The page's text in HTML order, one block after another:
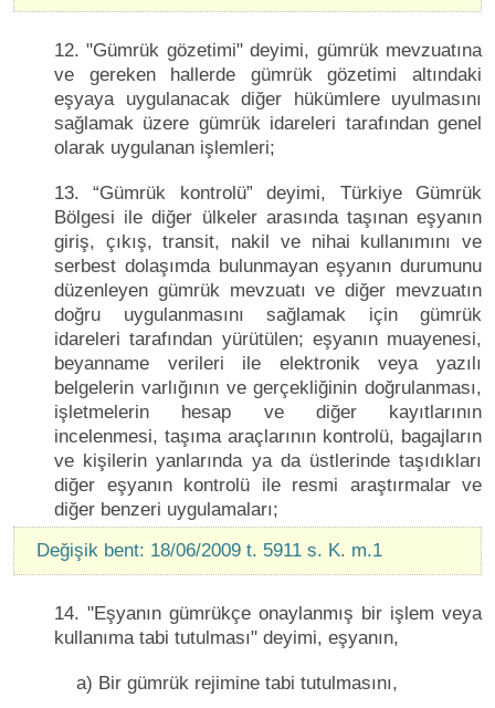
12. "Gümrük gözetimi" deyimi, gümrük mevzuatına
ve gereken hallerde gümrük gözetimi altındaki
eşyaya uygulanacak diğer hükümlere uyulmasını
sağlamak üzere gümrük idareleri tarafından genel
olarak uygulanan işlemleri;
13. “Gümrük kontrolü” deyimi, Türkiye Gümrük
Bölgesi ile diğer ülkeler arasında taşınan eşyanın
giriş, çıkış, transit, nakil ve nihai kullanımını ve
serbest dolaşımda bulunmayan eşyanın durumunu
düzenleyen gümrük mevzuatı ve diğer mevzuatın
doğru uygulanmasını sağlamak için gümrük
idareleri tarafından yürütülen; eşyanın muayenesi,
beyanname verileri ile elektronik veya yazılı
belgelerin varlığının ve gerçekliğinin doğrulanması,
işletmelerin hesap ve diğer kayıtlarının
incelenmesi, taşıma araçlarının kontrolü, bagajların
ve kişilerin yanlarında ya da üstlerinde taşıdıkları
diğer eşyanın kontrolü ile resmi araştırmalar ve
diğer benzeri uygulamaları;
Değişik bent: 18/06/2009 t. 5911 s. K. m.1
14. "Eşyanın gümrükçe onaylanmış bir işlem veya
kullanıma tabi tutulması" deyimi, eşyanın,
a) Bir gümrük rejimine tabi tutulmasını,